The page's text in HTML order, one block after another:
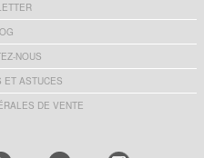
NOUS
ET ASTUCES
DE VENTE